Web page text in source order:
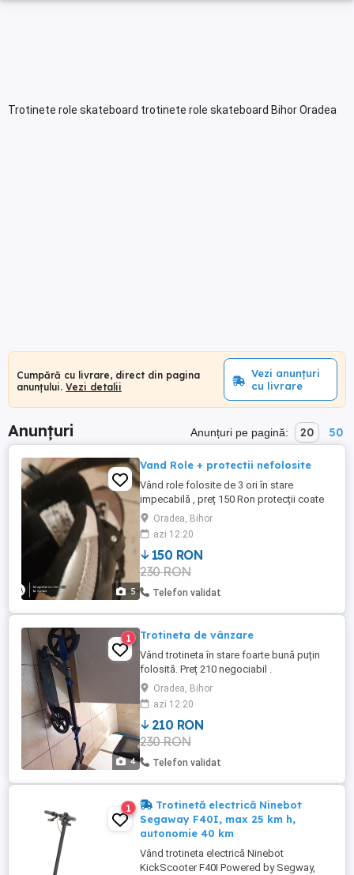
Trotinete role skateboard trotinete role skateboard Bihor Oradea
Cumpără cu livrare, direct din pagina
anunțului. Vezi detalii
Vezi anunțuri
cu livrare
Anunțuri Anunțuri pe pagină: 20 50
5
Vand Role + protectii nefolosite
Vând role folosite de 3 ori în stare
impecabilă , preț 150 Ron protecții coate
și genunchi 80 Ron nefolosite !
Oradea, Bihor
azi 12:20
150 RON
230 RON
Telefon validat
4
1 Trotineta de vânzare
Vând trotineta în stare foarte bună puțin
folosită. Preț 210 negociabil .
Oradea, Bihor
azi 12:20
210 RON
230 RON
Telefon validat
1
Trotinetă electrică Ninebot
Segaway F40I, max 25 km h,
autonomie 40 km
Vând trotineta electrică Ninebot
KickScooter F40I Powered by Segway,